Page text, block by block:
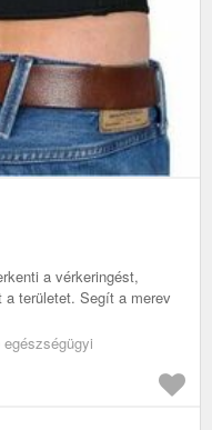
a vérkeringést,
területet. Segít a merev